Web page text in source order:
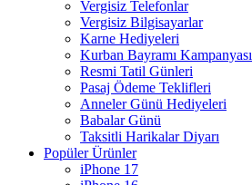
Vergisiz Telefonlar
Vergisiz Bilgisayarlar
Karne Hediyeleri
Kurban Bayramı Kampanyası
Resmi Tatil Günleri
Pasaj Ödeme Teklifleri
Anneler Günü Hediyeleri
Babalar Günü
Taksitli Harikalar Diyarı
Popüler Ürünler
iPhone 17